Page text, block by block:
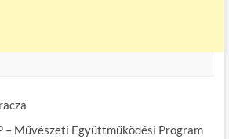
– Művészeti Együttműködési Program